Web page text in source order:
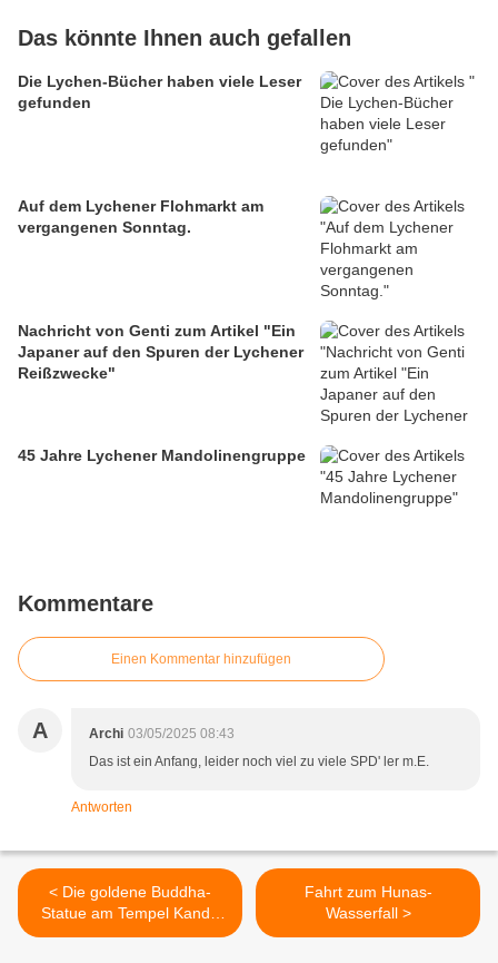
Das könnte Ihnen auch gefallen
Die Lychen-Bücher haben viele Leser
gefunden
Auf dem Lychener Flohmarkt am
vergangenen Sonntag.
Nachricht von Genti zum Artikel "Ein
Japaner auf den Spuren der Lychener
Reißzwecke"
45 Jahre Lychener Mandolinengruppe
Kommentare
Einen Kommentar hinzufügen
A Archi 03/05/2025 08:43
Das ist ein Anfang, leider noch viel zu viele SPD' ler m.E.
Antworten
< Die goldene Buddha-
Statue am Tempel Kande
Viharaya
Fahrt zum Hunas-
Wasserfall >